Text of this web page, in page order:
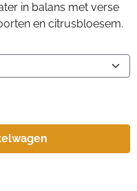
in balans met verse
en citrusbloesem.